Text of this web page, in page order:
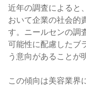
近年の調査によると
おいて企業の社会的
す。ニールセンの調
可能性に配慮したブ
う意向があることが
この傾向は美容業界